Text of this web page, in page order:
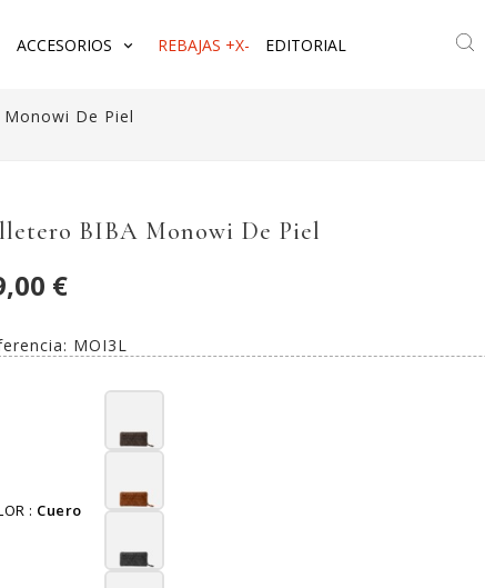
ACCESORIOS REBAJAS +X- EDITORIAL
De Piel
BIBA Monowi De Piel
€
MOI3L
: Cuero